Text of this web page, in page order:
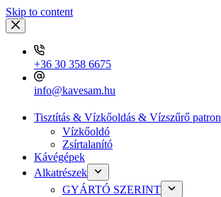
Skip to content
+36 30 358 6675
info@kavesam.hu
Tisztítás & Vízkőoldás & Vízszűrő patron
Vízkőoldó
Zsírtalanító
Kávégépek
Alkatrészek
GYÁRTÓ SZERINT